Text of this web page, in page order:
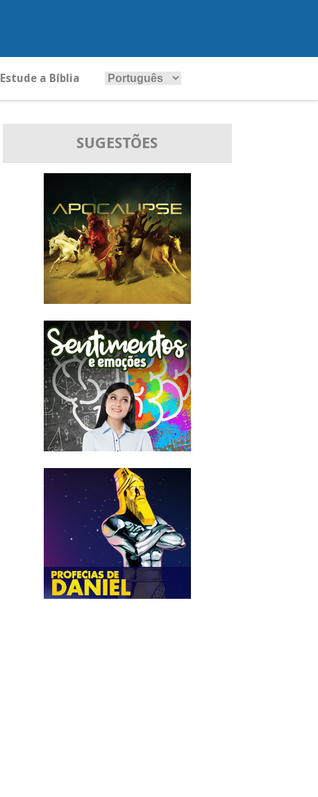
Estude a Bíblia
SUGESTÕES